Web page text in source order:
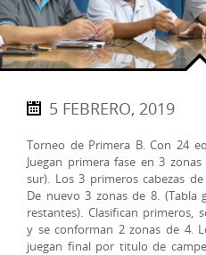
5 FEBRERO, 2019
Torneo de Primera B. Con 24
Juegan primera fase en 3
sur). Los 3 primeros cabezas
De nuevo 3 zonas de 8. (Tabla
restantes). Clasifican primeros,
y se conforman 2 zonas de 4.
juegan final por titulo de